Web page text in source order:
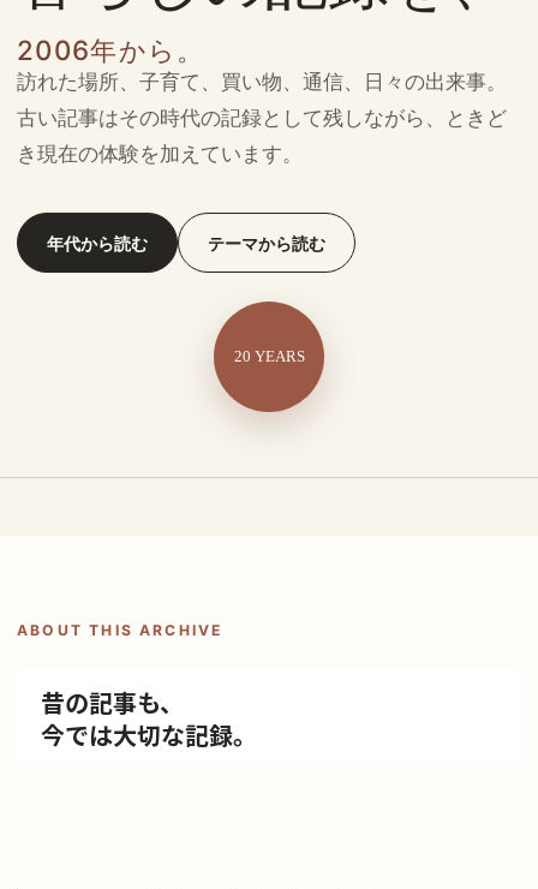
2006年から。
訪れた場所、子育て、買い物、通信、日々の出来事。
古い記事はその時代の記録として残しながら、ときど
き現在の体験を加えています。
年代から読む テーマから読む
20 YEARS
ABOUT THIS ARCHIVE
昔の記事も、
今では大切な記録。